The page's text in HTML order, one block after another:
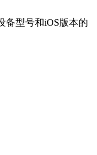
备型号和iOS版本的